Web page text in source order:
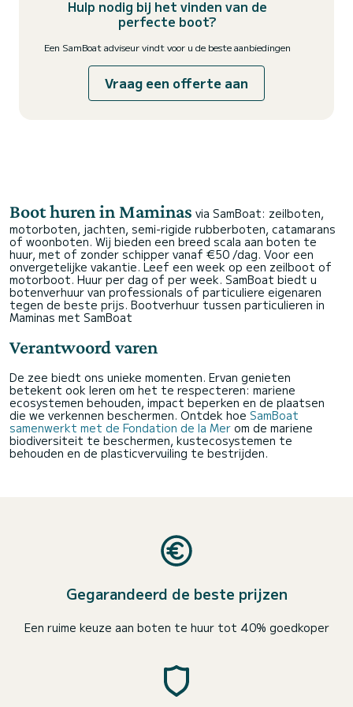
Hulp nodig bij het vinden van de
perfecte boot?
Een SamBoat adviseur vindt voor u de beste aanbiedingen
Vraag een offerte aan
Boot huren in Maminas via SamBoat: zeilboten,
motorboten, jachten, semi-rigide rubberboten, catamarans
of woonboten. Wij bieden een breed scala aan boten te
huur, met of zonder schipper vanaf €50 /dag. Voor een
onvergetelijke vakantie. Leef een week op een zeilboot of
motorboot. Huur per dag of per week. SamBoat biedt u
botenverhuur van professionals of particuliere eigenaren
tegen de beste prijs. Bootverhuur tussen particulieren in
Maminas met SamBoat
Verantwoord varen
De zee biedt ons unieke momenten. Ervan genieten
betekent ook leren om het te respecteren: mariene
ecosystemen behouden, impact beperken en de plaatsen
die we verkennen beschermen. Ontdek hoe SamBoat
samenwerkt met de Fondation de la Mer om de mariene
biodiversiteit te beschermen, kustecosystemen te
behouden en de plasticvervuiling te bestrijden.
Gegarandeerd de beste prijzen
Een ruime keuze aan boten te huur tot 40% goedkoper